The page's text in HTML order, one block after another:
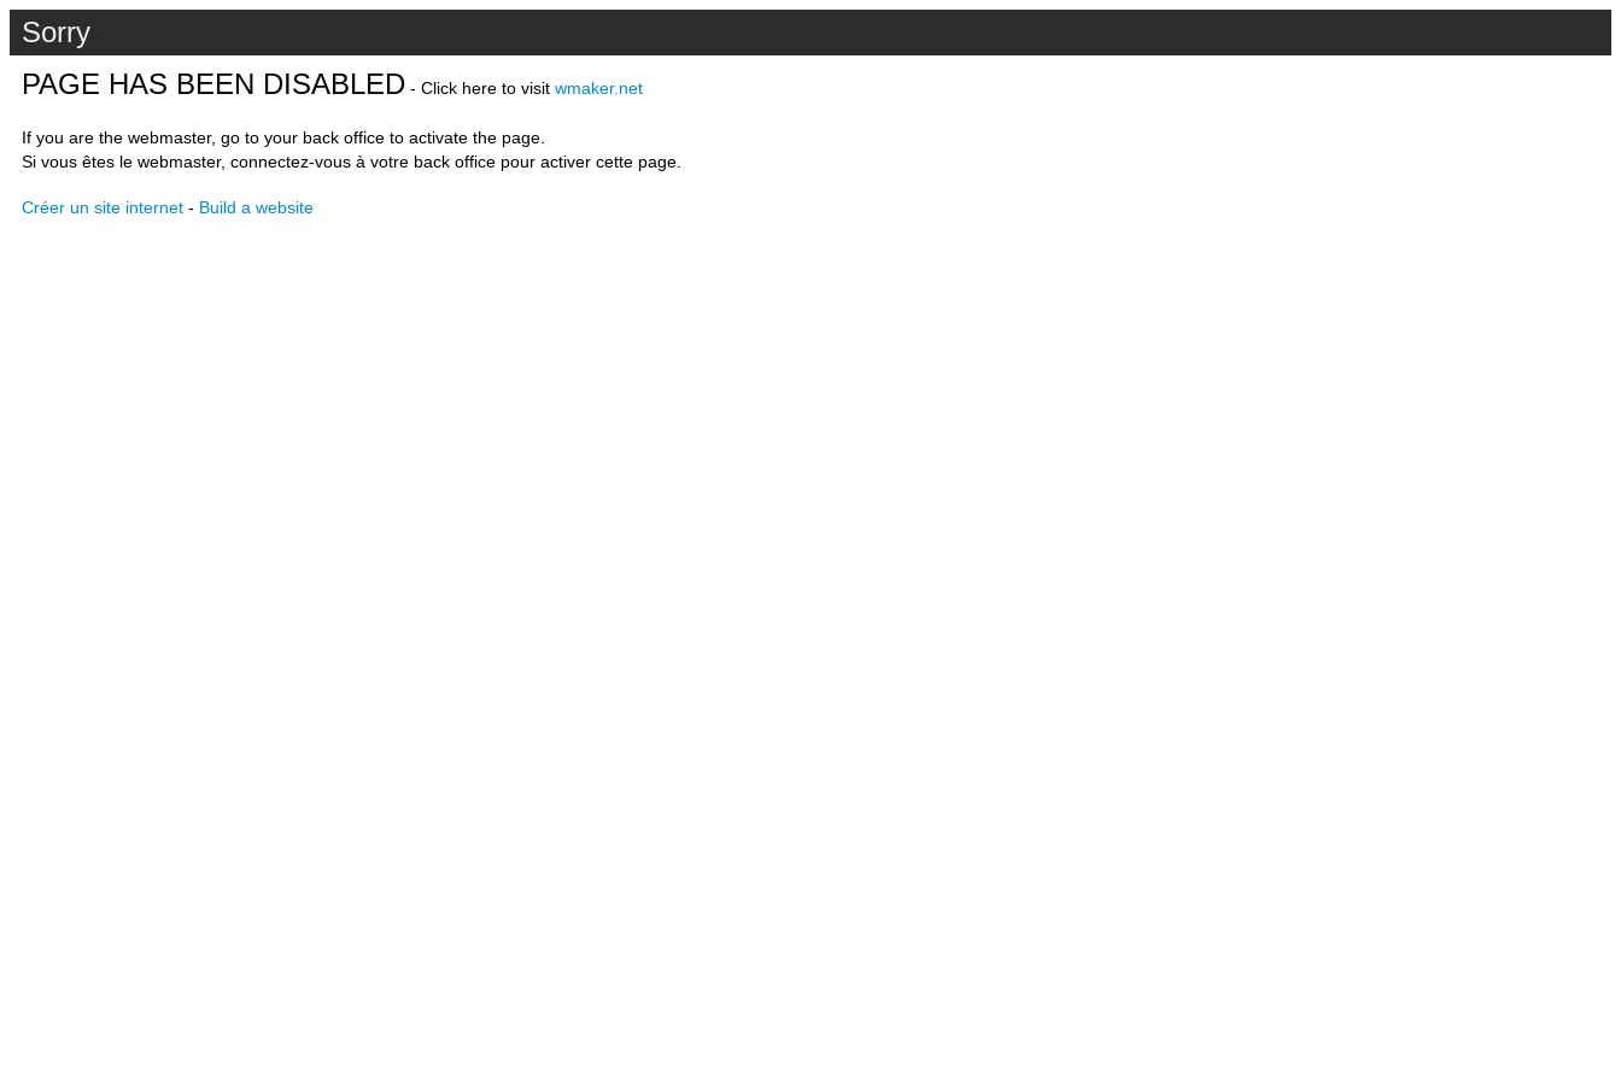
Sorry
PAGE HAS BEEN DISABLED - Click here to visit wmaker.net
If you are the webmaster, go to your back office to activate the page.
Si vous êtes le webmaster, connectez-vous à votre back office pour activer cette page.
Créer un site internet - Build a website